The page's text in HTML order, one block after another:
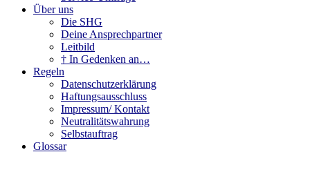
Über uns
Die SHG
Deine Ansprechpartner
Leitbild
† In Gedenken an…
Regeln
Datenschutzerklärung
Haftungsausschluss
Impressum/ Kontakt
Neutralitätswahrung
Selbstauftrag
Glossar